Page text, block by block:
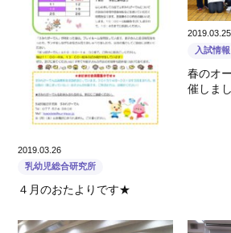
2019.03.26
乳幼児総合研究所
４月のおたよりです★
2019.03.25
入試情報
春のオ
催しま